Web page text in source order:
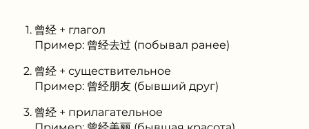
曾经 + глагол
Пример: 曾经去过 (побывал ранее)
曾经 + существительное
Пример: 曾经朋友 (бывший друг)
曾经 + прилагательное